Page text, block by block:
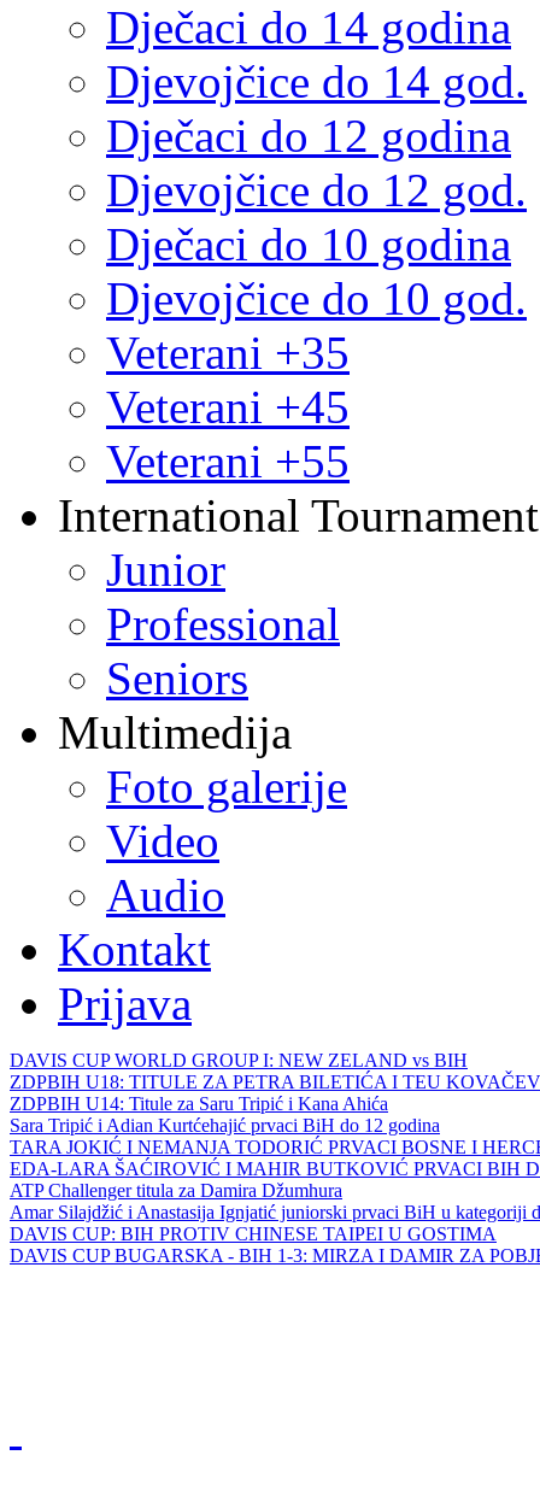
Dječaci do 14 godina
Djevojčice do 14 god.
Dječaci do 12 godina
Djevojčice do 12 god.
Dječaci do 10 godina
Djevojčice do 10 god.
Veterani +35
Veterani +45
Veterani +55
International
Junior
Professional
Seniors
Multimedija
Foto galerije
Video
Audio
Kontakt
Prijava
DAVIS CUP WORLD GROUP I: NEW ZELAND vs BIH
ZDPBIH U18: TITULE ZA PETRA BILETIĆA I TEU
ZDPBIH U14: Titule za Saru Tripić i Kana Ahića
Sara Tripić i Adian Kurtćehajić prvaci BiH do 12 godina
TARA JOKIĆ I NEMANJA TODORIĆ PRVACI BOSNE I
EDA-LARA ŠAĆIROVIĆ I MAHIR BUTKOVIĆ PRVACI BIH
ATP Challenger titula za Damira Džumhura
Amar Silajdžić i Anastasija Ignjatić juniorski prvaci BiH u kategoriji
DAVIS CUP: BIH PROTIV CHINESE TAIPEI U GOSTIMA
DAVIS CUP BUGARSKA - BIH 1-3: MIRZA I DAMIR ZA